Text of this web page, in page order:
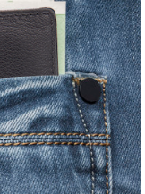
45 Polubień
Wybór
wyzwaniem ze
ilość i różnorodność
modeli. Zajrzyj do...
Czytaj Więcej